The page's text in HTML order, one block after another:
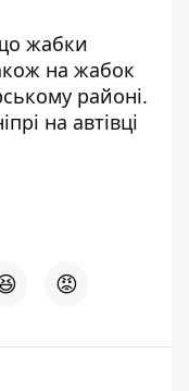
жабки
на жабок
районі.
на автівці
😡